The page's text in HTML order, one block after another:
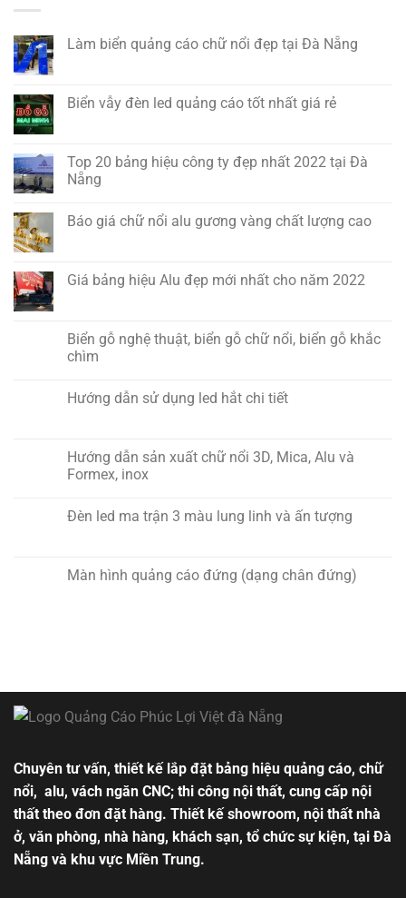
Làm biển quảng cáo chữ nổi đẹp tại Đà Nẵng
Biển vẫy đèn led quảng cáo tốt nhất giá rẻ
Top 20 bảng hiệu công ty đẹp nhất 2022 tại Đà
Nẵng
Báo giá chữ nổi alu gương vàng chất lượng cao
Giá bảng hiệu Alu đẹp mới nhất cho năm 2022
Biển gỗ nghệ thuật, biển gỗ chữ nổi, biển gỗ khắc
chìm
Hướng dẫn sử dụng led hắt chi tiết
Hướng dẫn sản xuất chữ nổi 3D, Mica, Alu và
Formex, inox
Đèn led ma trận 3 màu lung linh và ấn tượng
Màn hình quảng cáo đứng (dạng chân đứng)
Chuyên tư vấn, thiết kế lắp đặt bảng hiệu quảng cáo, chữ
nổi, alu, vách ngăn CNC; thi công nội thất, cung cấp nội
thất theo đơn đặt hàng. Thiết kế showroom, nội thất nhà
ở, văn phòng, nhà hàng, khách sạn, tổ chức sự kiện, tại Đà
Nẵng và khu vực Miền Trung.